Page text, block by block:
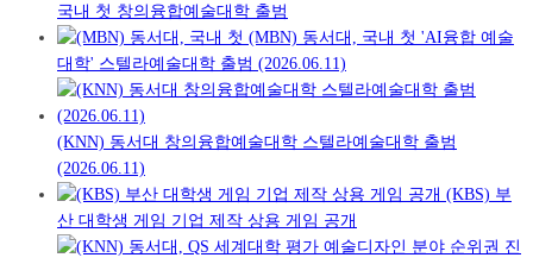
국내 첫 창의융합예술대학 출범
(MBN) 동서대, 국내 첫 'AI융합 예술
대학' 스텔라예술대학 출범 (2026.06.11)
(KNN) 동서대 창의융합예술대학 스텔라예술대학 출범
(2026.06.11)
(KBS) 부
산 대학생 게임 기업 제작 상용 게임 공개